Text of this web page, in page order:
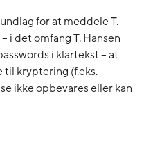
for at meddele T.
i det omfang T. Hansen
i klartekst – at
kryptering (f.eks.
ikke opbevares eller kan